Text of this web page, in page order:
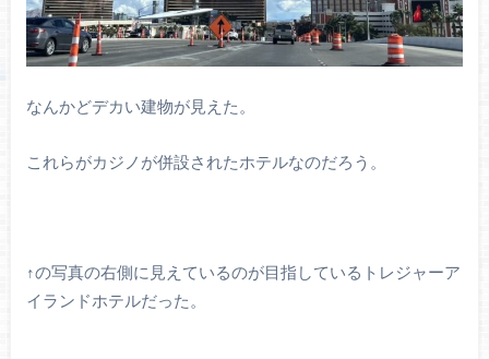
なんかどデカい建物が見えた。
これらがカジノが併設されたホテルなのだろう。
↑の写真の右側に見えているのが目指しているトレジャーア
イランドホテルだった。